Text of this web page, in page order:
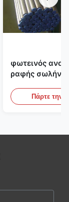
φωτεινός
ραφής
υδραυλικά
Πάρτε την